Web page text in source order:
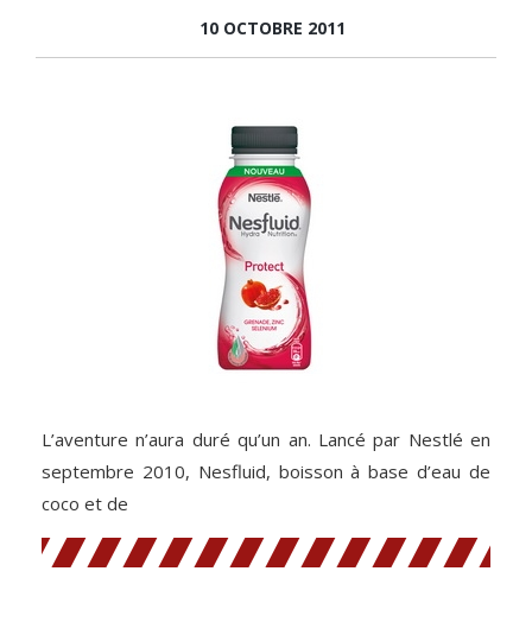
10 OCTOBRE 2011
L’aventure n’aura duré qu’un an. Lancé par Nestlé en
septembre 2010, Nesfluid, boisson à base d’eau de
coco et de